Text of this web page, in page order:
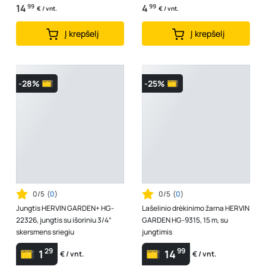
14 99 € / vnt.
Į krepšelį
4 99 € / vnt.
Į krepšelį
-28%
0/5 (0)
Jungtis HERVIN GARDEN+ HG-
22326, jungtis su išoriniu 3/4”
skersmens sriegiu
1 29 € / vnt.
-25%
0/5 (0)
Lašelinio drėkinimo žarna HERVIN
GARDEN HG-9315, 15 m, su
jungtimis
1499 € / vnt.